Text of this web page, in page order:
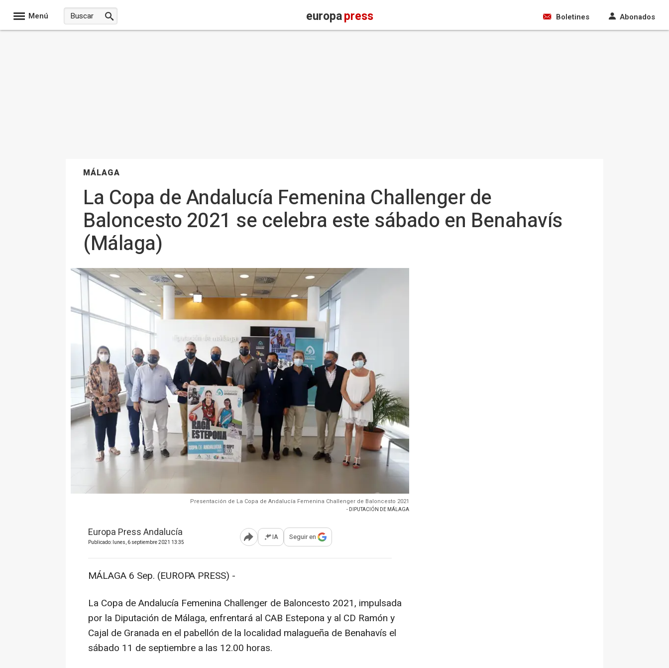
Menú europapress Boletines Abonados
MÁLAGA
La Copa de Andalucía Femenina Challenger de
Baloncesto 2021 se celebra este sábado en Benahavís
(Málaga)
Presentación de La Copa de Andalucía Femenina Challenger de Baloncesto 2021
- DIPUTACIÓN DE MÁLAGA
Europa Press Andalucía
Publicado: lunes, 6 septiembre 2021 13:35 Abrir opciones para compartir
IA Seguir en
MÁLAGA 6 Sep. (EUROPA PRESS) -
La Copa de Andalucía Femenina Challenger de Baloncesto 2021, impulsada
por la Diputación de Málaga, enfrentará al CAB Estepona y al CD Ramón y
Cajal de Granada en el pabellón de la localidad malagueña de Benahavís el
sábado 11 de septiembre a las 12.00 horas.